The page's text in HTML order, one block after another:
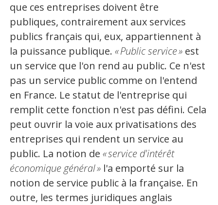
que ces entreprises doivent être
publiques, contrairement aux services
publics français qui, eux, appartiennent à
la puissance publique. «Public service» est
un service que l'on rend au public. Ce n'est
pas un service public comme on l'entend
en France. Le statut de l'entreprise qui
remplit cette fonction n'est pas défini. Cela
peut ouvrir la voie aux privatisations des
entreprises qui rendent un service au
public. La notion de «service d'intérêt
économique général» l'a emporté sur la
notion de service public à la française. En
outre, les termes juridiques anglais